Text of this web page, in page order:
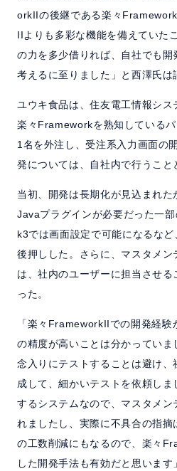
orkIIの後継である楽々
IIよりも多彩な機能を備えていた
の力を多少借りれば、自社でも開
考えるに至りました」と西澤氏は
ユウキ食品は、住友電工情報シス
楽々Frameworkを熟知している
1名を外注し、受注系入力画面の
発については、自社内で行うこと
当初、開発は長期化が見込まれ
Javaプラグインが必要だった一
k3では画面設定で可能になるな
後押しした。さらに、マスタメン
は、社内のユーザーに担当させ
った。
「楽々FrameworkIIでの開発経
の精度が高いことは分かってい
念入りにテストすることは避け、
成して、細かいテストを依頼し
するシステムなので、マスタメン
れましたし、実際に不具合の指
の工数削減にもなるので、楽々
した開発手法も有効だと思います